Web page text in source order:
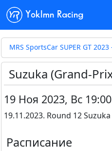
Yoklmn Racing
MRS SportsCar SUPER GT 2023
Suzuka (Grand-
19 Ноя 2023, Вс
19.11.2023. Round 12
Расписание